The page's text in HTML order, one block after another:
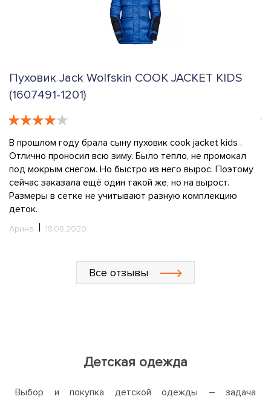
Пуховик Jack Wolfskin COOK JACKET KIDS
(1607491-1201)
В прошлом году брала сыну пуховик cook jacket kids .
Отлично проносил всю зиму. Было тепло, не промокал
под мокрым снегом. Но быстро из него вырос. Поэтому
сейчас заказала ещё один такой же, но на вырост.
Размеры в сетке не учитывают разную комплекцию
деток.
Арина 18.08.2020
Все отзывы
Детская одежда
Выбор и покупка детской одежды – задача